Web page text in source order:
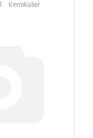
Kemikalier